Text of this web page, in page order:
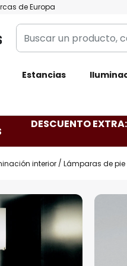
de Europa
Buscar
un
categoría,
Estancias
DESCUENTO
interior Lámparas de pie